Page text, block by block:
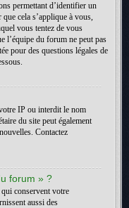
permettant d’identifier un
cela s’applique à vous,
vous tentez de vous
l’équipe du forum ne peut pas
pour des questions légales de
IP ou interdit le nom
du site peut également
Contactez
forum » ?
conservent votre
aussi des